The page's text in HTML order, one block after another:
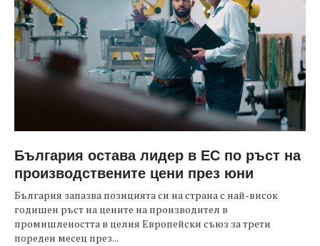
България остава лидер в ЕС по ръст на
производствените цени през юни
България запазва позицията си на страна с най-висок
годишен ръст на цените на производител в
промишлеността в целия Европейски съюз за трети
пореден месец през...